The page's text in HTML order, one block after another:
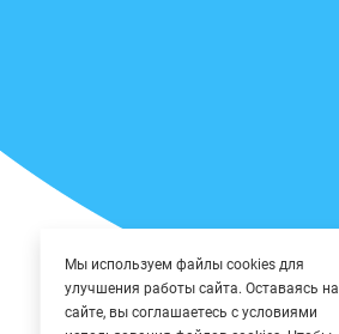
Мы используем файлы cookies для
улучшения работы сайта. Оставаясь на
сайте, вы соглашаетесь с условиями